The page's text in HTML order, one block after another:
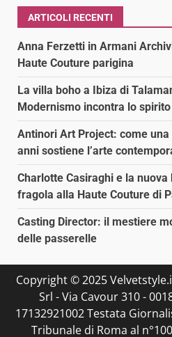
ARTICOLI RECENTI
Anna Ferzetti in Armani
Haute Couture parigina
La villa boho a Ibiza di
Modernismo incontra lo
Antinori Art Project: come
anni sostiene l’arte
Charlotte Casiraghi e la
fragola alla Haute Couture di
Casting Director: il mestiere
delle passerelle
Copyright © 2025
Srl - Via Cavour 310 -
17132921002 Testata
Tribunale di Roma al